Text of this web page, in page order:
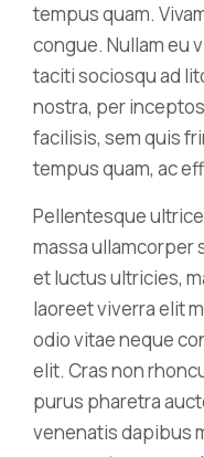
tempus quam.
congue. Nullam eu
taciti sociosqu ad
nostra, per
facilisis, sem quis
tempus quam, ac
Pellentesque
massa ullamcorper
et luctus ultricies,
laoreet viverra elit
odio vitae neque
elit. Cras non
purus pharetra
venenatis dapibus